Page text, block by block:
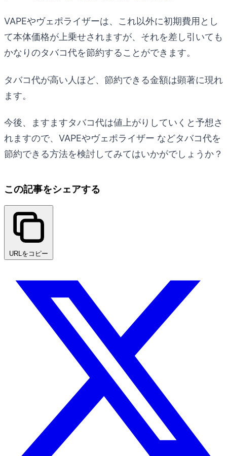
VAPEやヴェポライザーは、これ以外に初期費用とし
て本体価格が上乗せされますが、それを差し引いても
かなりのタバコ代を節約することができます。
タバコ代が高い人ほど、節約できる金額は顕著に現れ
ます。
今後、ますますタバコ代は値上がりしていくと予想さ
れますので、VAPEやヴェポライザー などタバコ代を
節約できる方法を検討してみてはいかがでしょうか？
この記事をシェアする
URLをコピー